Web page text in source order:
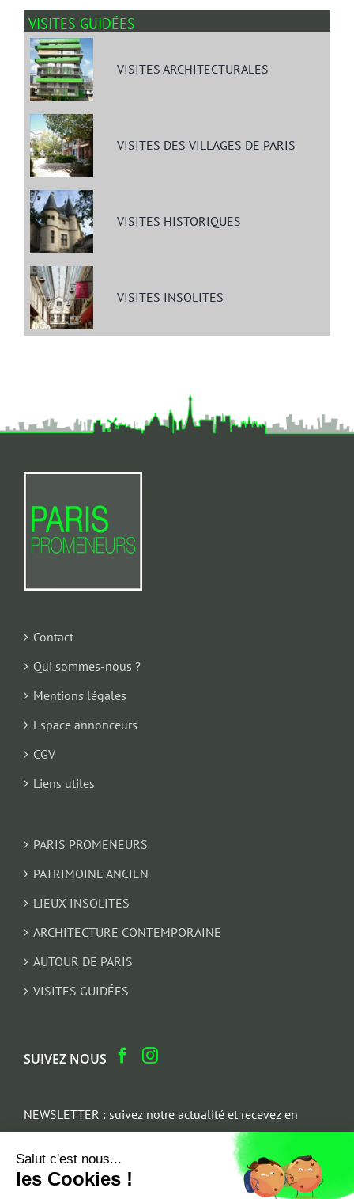
VISITES GUIDÉES
VISITES ARCHITECTURALES
VISITES DES VILLAGES DE PARIS
VISITES HISTORIQUES
VISITES INSOLITES
Contact
Qui sommes-nous ?
Mentions légales
Espace annonceurs
CGV
Liens utiles
PARIS PROMENEURS
PATRIMOINE ANCIEN
LIEUX INSOLITES
ARCHITECTURE CONTEMPORAINE
AUTOUR DE PARIS
VISITES GUIDÉES
SUIVEZ NOUS
NEWSLETTER : suivez notre actualité et recevez en
cadeau un parcours architectural du Marais
Email
Salut c'est nous...
les Cookies !